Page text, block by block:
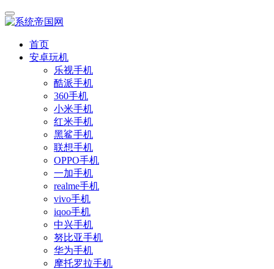
首页
安卓玩机
乐视手机
酷派手机
360手机
小米手机
红米手机
黑鲨手机
联想手机
OPPO手机
一加手机
realme手机
vivo手机
iqoo手机
中兴手机
努比亚手机
华为手机
摩托罗拉手机